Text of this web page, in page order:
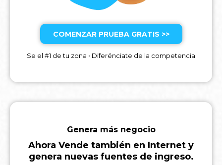
COMENZAR PRUEBA GRATIS >>
Se el #1 de tu zona • Diferénciate de la competencia
Genera más negocio
Ahora Vende también en Internet y
genera nuevas fuentes de ingreso.